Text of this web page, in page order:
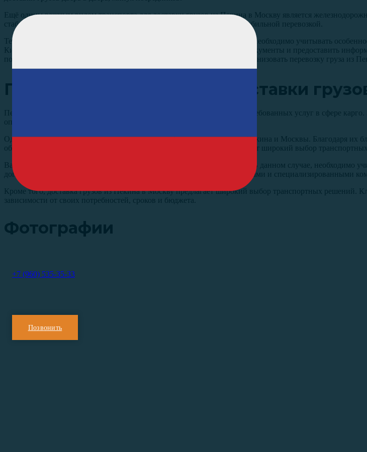
+7 (960) 535-35-33
Позвонить
Ещё одним важным видом транспорта для доставки грузов из Пекина в Москву является
стабильностью, а также более доступной ценой по сравнению с автомобильной перевозкой.
Тем не менее, при выборе любого вида транспорта для доставки грузов необходимо учитывать
Китаем и Россией необходимо правильно оформить все необходимые документы и предоставить
помогут справиться с таможенными формальностями и эффективно организовать перевозку груза из
Преимущества и вызовы доставки
Перевозка грузов из Пекина в Москву является одной из наиболее востребованных услуг в сфере
определенными вызовами.
Одним из главных преимуществ является географическое положение Пекина и Москвы. Благодаря их
оба города являются крупными транспортными узлами, что обеспечивает широкий выбор транспортных
Важным аспектом перевозки грузов является таможенное оформление. В данном случае, необходимо
дополнительного времени и ресурсов. Однако, с опытными экспедиторами и специализированными
Кроме того, доставка грузов из Пекина в Москву предлагает широкий выбор транспортных
зависимости от своих потребностей, сроков и бюджета.
Фотографии